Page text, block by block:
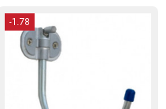
-1.78